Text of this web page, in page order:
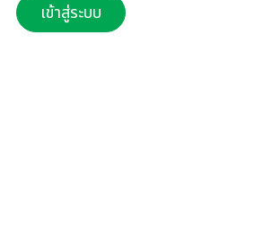
เข้าสู่ระบบ